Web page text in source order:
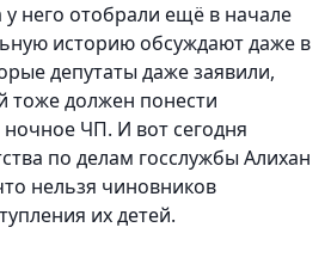
него отобрали ещё в начале
историю обсуждают даже в
депутаты даже заявили,
тоже должен понести
ночное ЧП. И вот сегодня
по делам госслужбы Алихан
нельзя чиновников
их детей.